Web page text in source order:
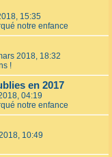
15:35
notre enfance
2018, 18:32
!
en 2017
04:19
notre enfance
10:49